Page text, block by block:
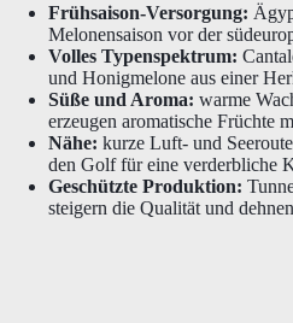
Frühsaison-Versorgung:
Melonensaison vor der
Volles Typenspektrum:
und Honigmelone aus einer
Süße und Aroma: warme
erzeugen aromatische Früchte
Nähe: kurze Luft- und
den Golf für eine verderbliche
Geschützte Produktion:
steigern die Qualität und